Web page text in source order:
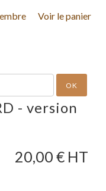
Voir le panier
OK
- version
20,00 € HT